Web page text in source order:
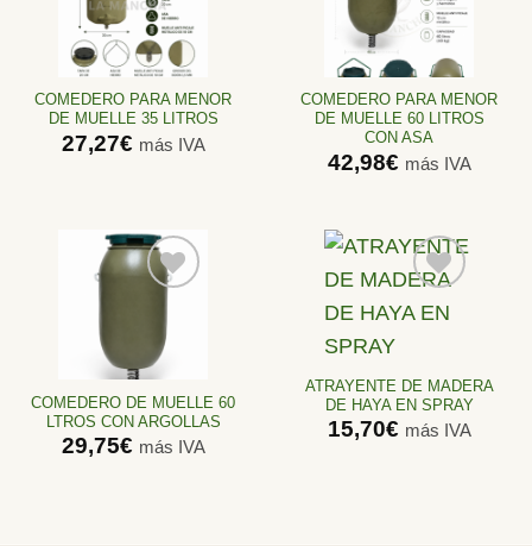
Añadir
a la
lista de
COMEDERO PARA MENOR
DE MUELLE 35 LITROS
27,27€ más IVA
Añadir
a la
lista de
COMEDERO PARA MENOR
DE MUELLE 60 LITROS
CON ASA
42,98€ más IVA
a la
lista de
COMEDERO DE MUELLE 60
LTROS CON ARGOLLAS
29,75€ más IVA
Añadir
deseos
ATRAYENTE DE MADERA
DE HAYA EN SPRAY
15,70€ más IVA